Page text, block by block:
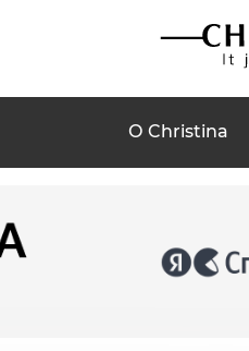
О Christina